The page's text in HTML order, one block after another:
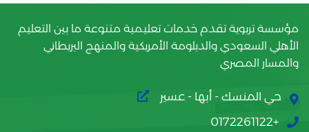
مؤسسة تربوية تقدم خدمات تعليمية متنوعة ما بين التعليم
الأهلي السعودي والدبلومة الأمريكية والمنهج البريطاني
والمسار المصري
حي المنسك - أبها - عسير
+0172261122